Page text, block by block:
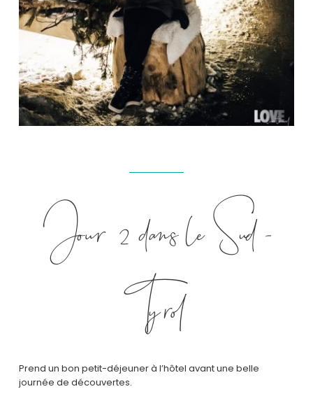
Jour 2 dans le Sud-
Tyrol
Prend un bon petit-déjeuner à l’hôtel avant une belle
journée de découvertes.